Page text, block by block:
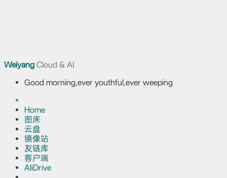
Weiyang Cloud & AI
Good morning,ever youthful,ever weeping
Home
图床
云盘
镜像站
友链库
客户端
AliDrive